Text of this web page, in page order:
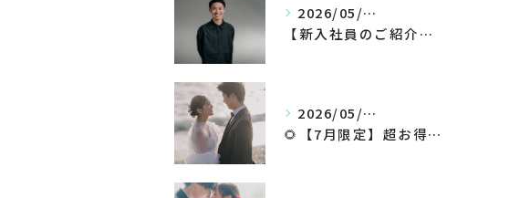
2026/05/27
【新入社員のご紹介】期待の新人！和田翔午JOIN!
2026/05/26
🌻【7月限定】超お得なウェディングフォトプランが登場✨